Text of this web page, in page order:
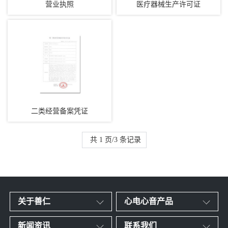
营业执照 医疗器械生产许可证
二类经营备案凭证
共 1 页/3 条记录
关于善仁 心电心音产品
新闻资讯 联系我们